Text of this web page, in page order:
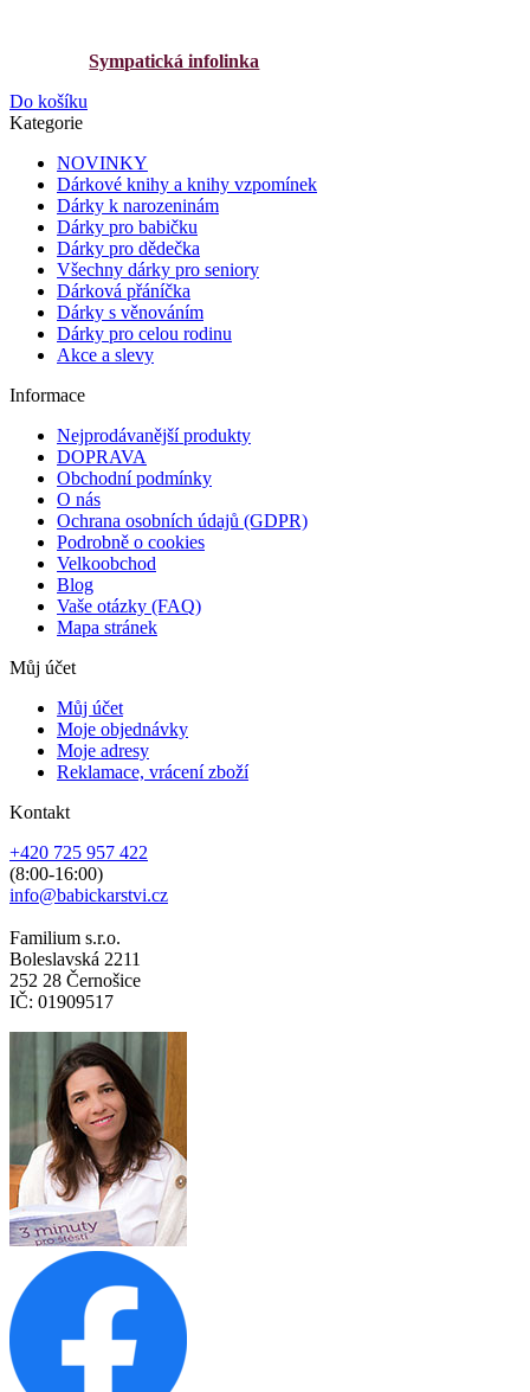
Sympatická infolinka
Do košíku
Kategorie
NOVINKY
Dárkové knihy a knihy vzpomínek
Dárky k narozeninám
Dárky pro babičku
Dárky pro dědečka
Všechny dárky pro seniory
Dárková přáníčka
Dárky s věnováním
Dárky pro celou rodinu
Akce a slevy
Informace
Nejprodávanější produkty
DOPRAVA
Obchodní podmínky
O nás
Ochrana osobních údajů (GDPR)
Podrobně o cookies
Velkoobchod
Blog
Vaše otázky (FAQ)
Mapa stránek
Můj účet
Můj účet
Moje objednávky
Moje adresy
Reklamace, vrácení zboží
Kontakt
+420 725 957 422
(8:00-16:00)
info@babickarstvi.cz
Familium s.r.o.
Boleslavská 2211
252 28 Černošice
IČ: 01909517